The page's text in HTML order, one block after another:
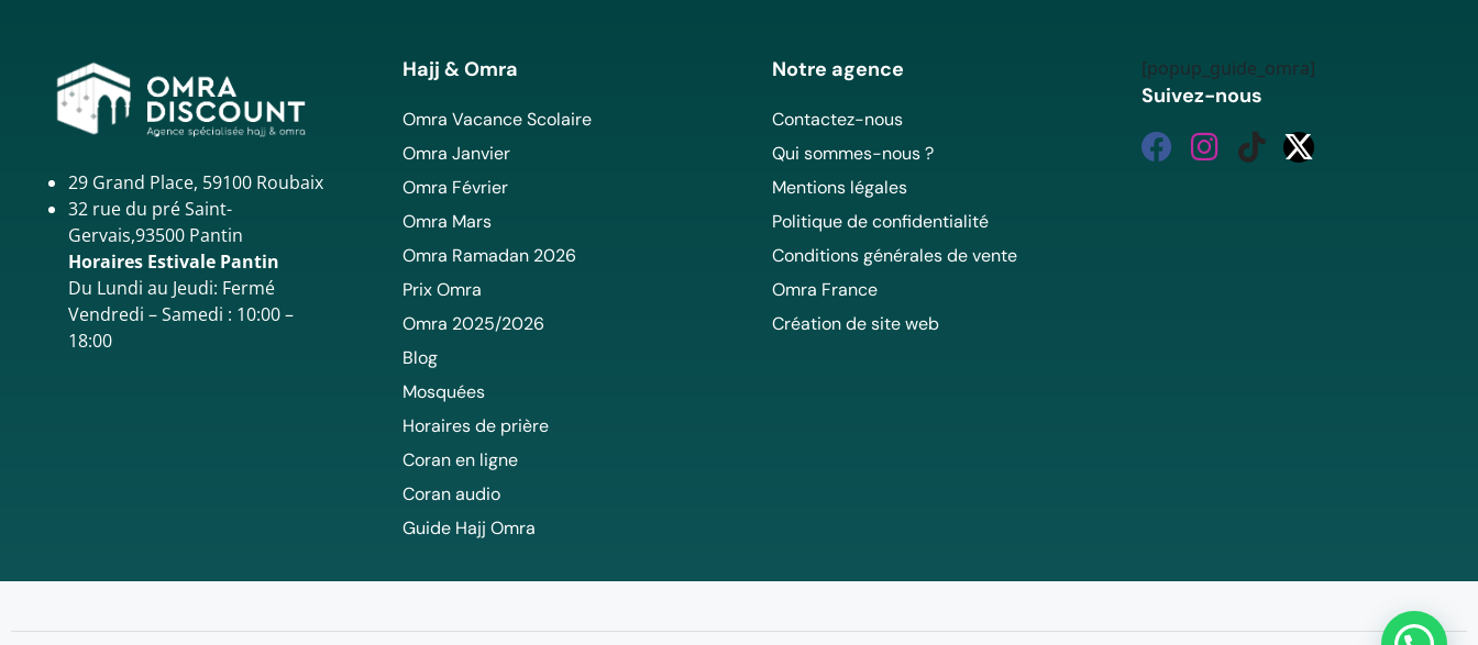
29 Grand Place, 59100 Roubaix
32 rue du pré Saint-
Gervais,93500 Pantin
Horaires Estivale Pantin
Du Lundi au Jeudi: Fermé
Vendredi – Samedi : 10:00 –
18:00
Hajj & Omra
Omra Vacance Scolaire
Omra Janvier
Omra Février
Omra Mars
Omra Ramadan 2026
Prix Omra
Omra 2025/2026
Blog
Mosquées
Horaires de prière
Coran en ligne
Coran audio
Guide Hajj Omra
Notre agence
Contactez-nous
Qui sommes-nous ?
Mentions légales
Politique de confidentialité
Conditions générales de vente
Omra France
Création de site web
[popup_guide_omra]
Suivez-nous